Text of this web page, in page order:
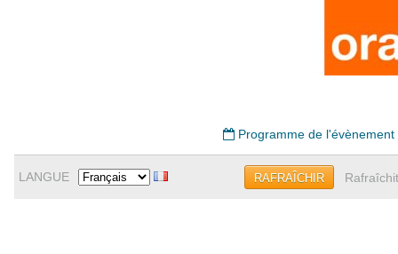
Programme de l'évènement
LANGUE RAFRAÎCHIR